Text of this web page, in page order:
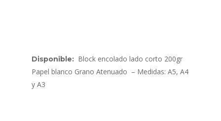
Disponible: Block encolado lado corto 200gr
Papel blanco Grano Atenuado – Medidas: A5, A4
y A3